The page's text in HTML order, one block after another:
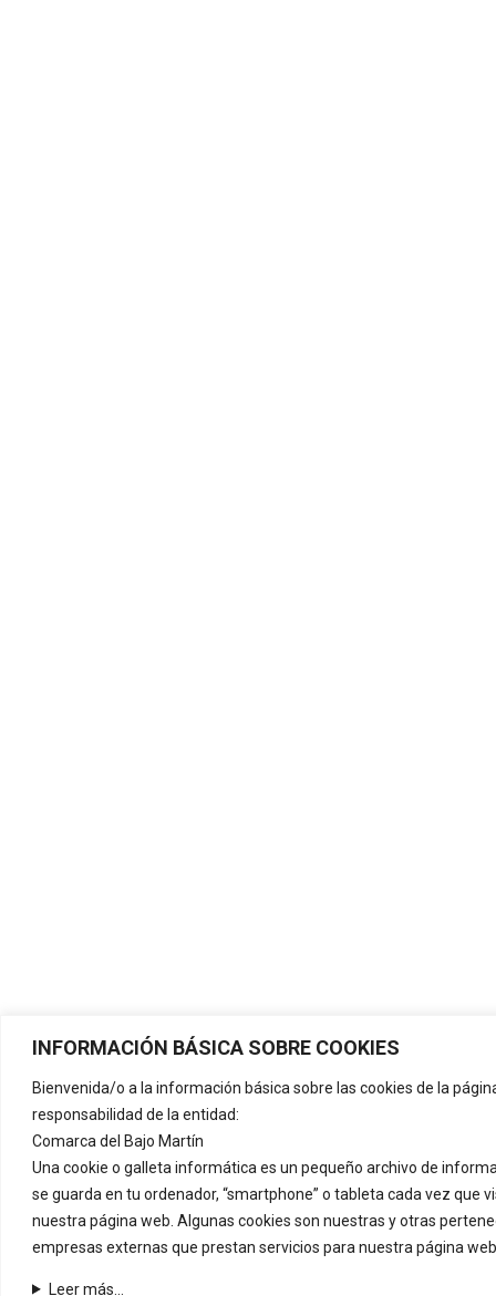
INFORMACIÓN BÁSICA SOBRE COOKIES
Bienvenida/o a la información básica sobre las cookies de la
responsabilidad de la entidad:
Comarca del Bajo Martín
Una cookie o galleta informática es un pequeño archivo de
se guarda en tu ordenador, “smartphone” o tableta cada vez que
nuestra página web. Algunas cookies son nuestras y otras
empresas externas que prestan servicios para nuestra página
Leer más...